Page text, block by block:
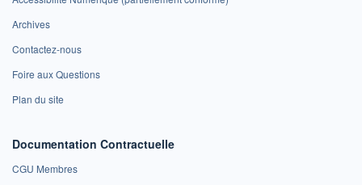
Archives
Contactez-nous
Foire aux Questions
Plan du site
Documentation Contractuelle
CGU Membres